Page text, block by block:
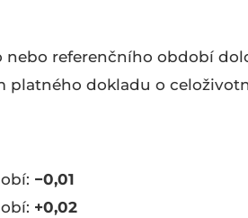
nebo referenčního období
platného dokladu o
−0,01
+0,02